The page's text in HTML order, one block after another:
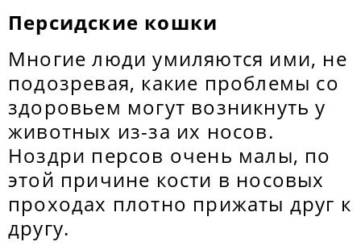
Персидские кошки
Многие люди умиляются ими, не
подозревая, какие проблемы со
здоровьем могут возникнуть у
животных из-за их носов.
Ноздри персов очень малы, по
этой причине кости в носовых
проходах плотно прижаты друг к
другу.